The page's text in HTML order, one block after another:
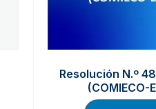
Resolución N.º
(COMIECO-